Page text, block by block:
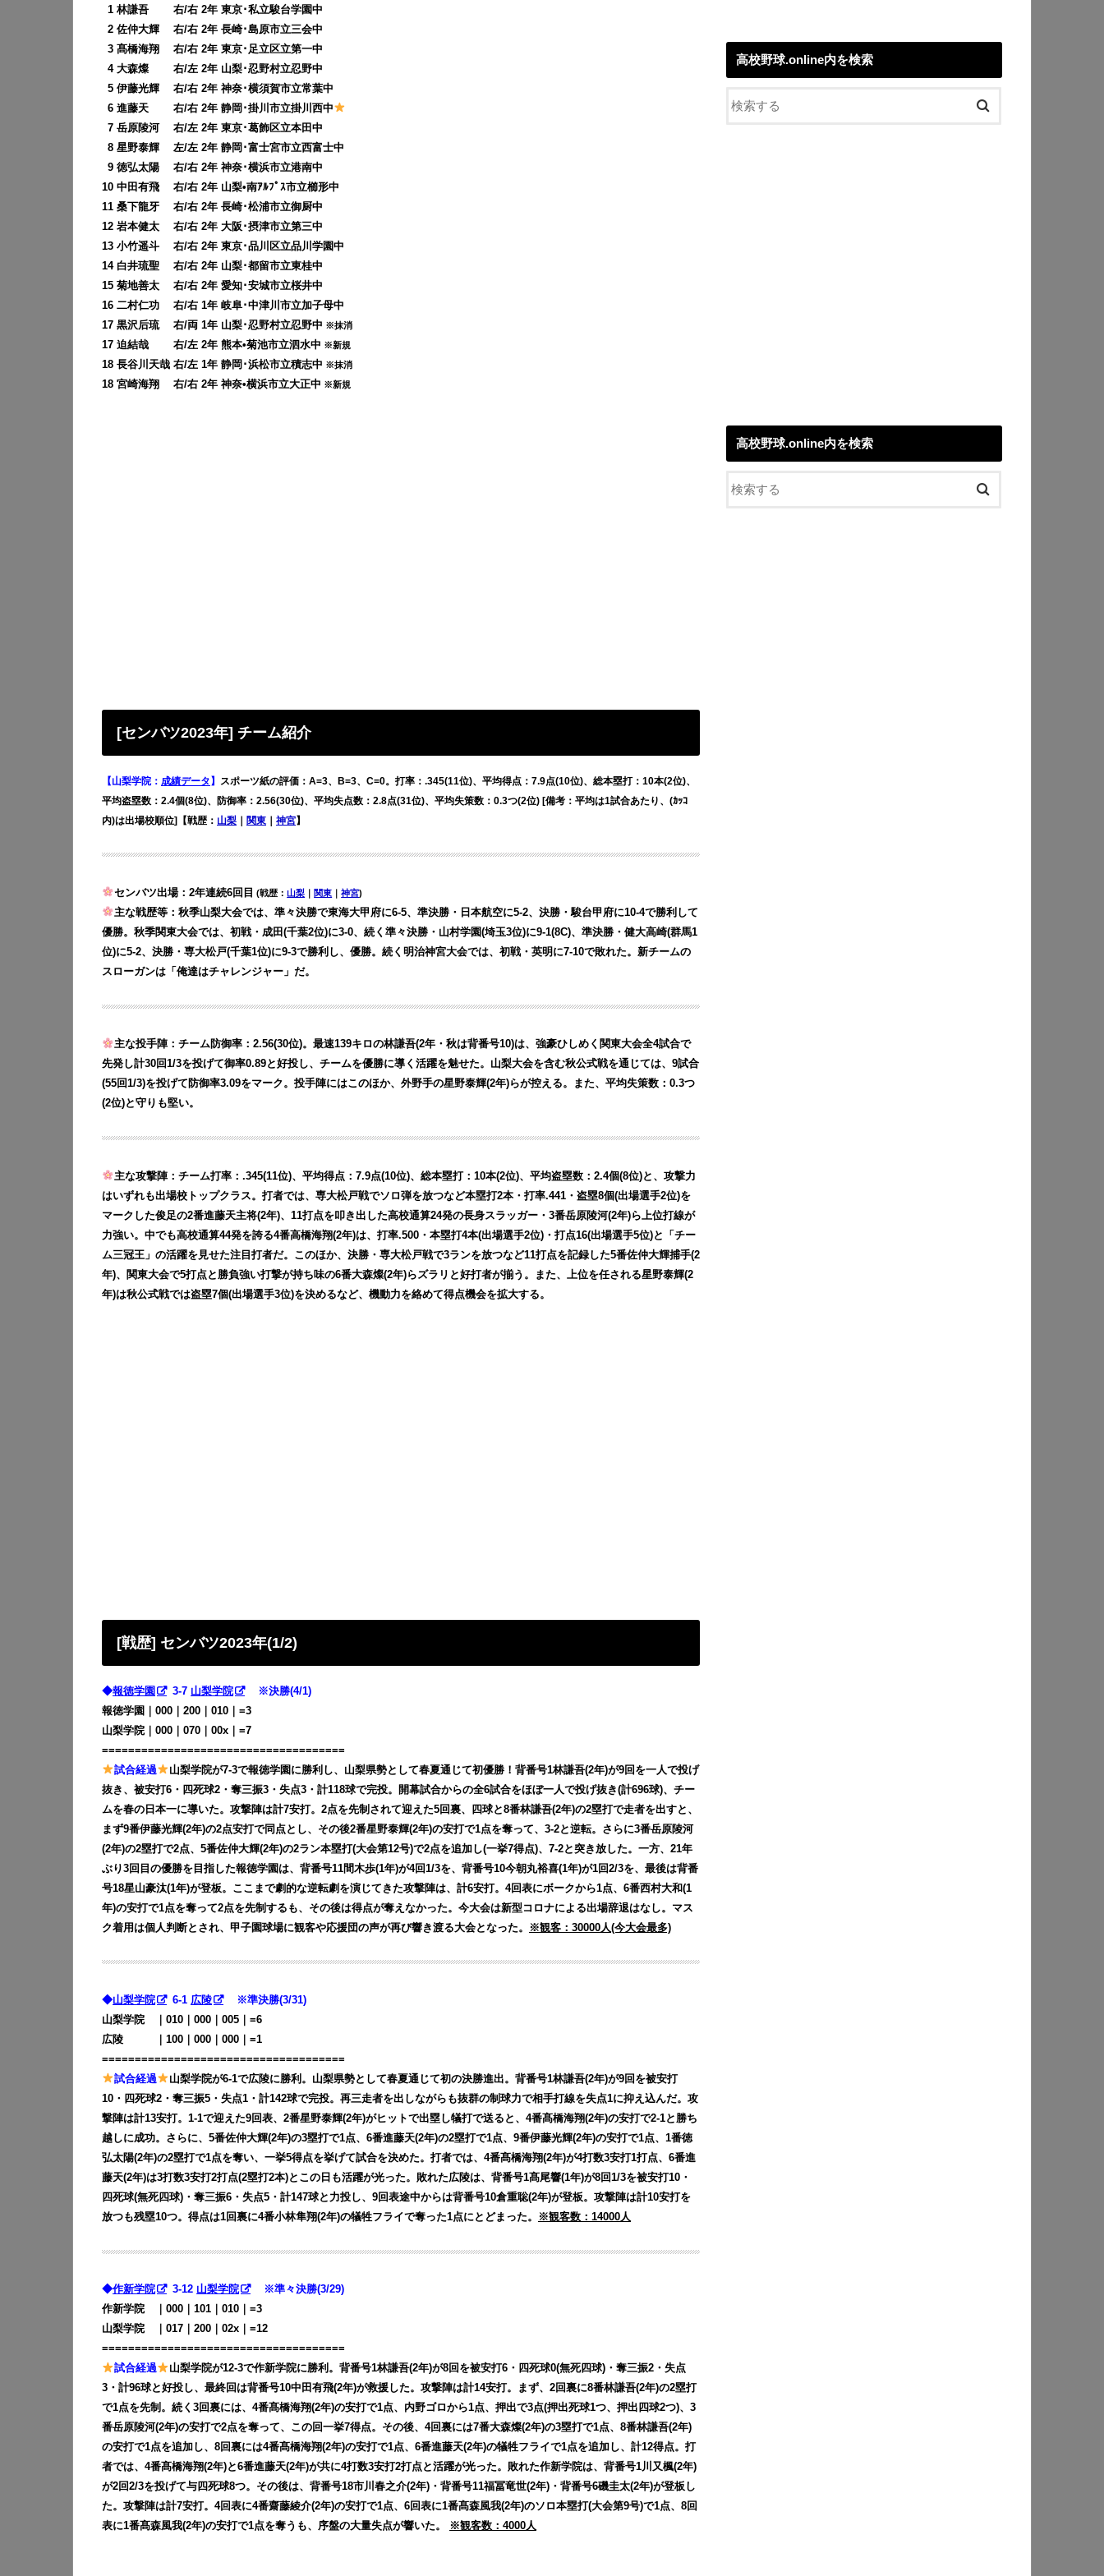
1 林謙吾 右/右 2年 東京･私立駿台学園中
2 佐仲大輝 右/右 2年 長崎･島原市立三会中
3 髙橋海翔 右/右 2年 東京･足立区立第一中
4 大森燦 右/左 2年 山梨･忍野村立忍野中
5 伊藤光輝 右/右 2年 神奈･横須賀市立常葉中
6 進藤天 右/右 2年 静岡･掛川市立掛川西中
7 岳原陵河 右/左 2年 東京･葛飾区立本田中
8 星野泰輝 左/左 2年 静岡･富士宮市立西富士中
9 徳弘太陽 右/右 2年 神奈･横浜市立港南中
10 中田有飛 右/右 2年 山梨•南ｱﾙﾌﾟｽ市立櫛形中
11 桑下龍牙 右/右 2年 長崎･松浦市立御厨中
12 岩本健太 右/右 2年 大阪･摂津市立第三中
13 小竹遥斗 右/右 2年 東京･品川区立品川学園中
14 白井琉聖 右/右 2年 山梨･都留市立東桂中
15 菊地善太 右/右 2年 愛知･安城市立桜井中
16 二村仁功 右/右 1年 岐阜･中津川市立加子母中
17 黒沢后琉 右/両 1年 山梨･忍野村立忍野中 ※抹消
17 迫結哉 右/左 2年 熊本•菊池市立泗水中 ※新規
18 長谷川天哉 右/左 1年 静岡･浜松市立積志中 ※抹消
18 宮崎海翔 右/右 2年 神奈•横浜市立大正中 ※新規
[センバツ2023年] チーム紹介
【山梨学院： 成績データ】
スポーツ紙の評価：A=3、B=3、C=0。打率：.345(11位)、平均得点：7.9点(10位)、総本塁打：10本(2位)、
平均盗塁数：2.4個(8位)、防御率：2.56(30位)、平均失点数：2.8点(31位)、平均失策数：0.3つ(2位) [備考：平均は1試合あたり、(ｶｯｺ
内)は出場校順位]【戦歴： 山梨 ｜ 関東 ｜ 神宮】
センバツ出場：2年連続6回目 (戦歴：山梨 ｜ 関東 ｜神宮)
主な戦歴等：秋季山梨大会では、準々決勝で東海大甲府に6-5、準決勝・日本航空に5-2、決勝・駿台甲府に10-4で勝利して
優勝。秋季関東大会では、初戦・成田(千葉2位)に3-0、続く準々決勝・山村学園(埼玉3位)に9-1(8C)、準決勝・健大高崎(群馬1
位)に5-2、決勝・専大松戸(千葉1位)に9-3で勝利し、優勝。続く明治神宮大会では、初戦・英明に7-10で敗れた。新チームの
スローガンは「俺達はチャレンジャー」だ。
主な投手陣：チーム防御率：2.56(30位)。最速139キロの林謙吾(2年・秋は背番号10)は、強豪ひしめく関東大会全4試合で
先発し計30回1/3を投げて御率0.89と好投し、チームを優勝に導く活躍を魅せた。山梨大会を含む秋公式戦を通じては、9試合
(55回1/3)を投げて防御率3.09をマーク。投手陣にはこのほか、外野手の星野泰輝(2年)らが控える。また、平均失策数：0.3つ
(2位)と守りも堅い。
主な攻撃陣：チーム打率：.345(11位)、平均得点：7.9点(10位)、総本塁打：10本(2位)、平均盗塁数：2.4個(8位)と、攻撃力
はいずれも出場校トップクラス。打者では、専大松戸戦でソロ弾を放つなど本塁打2本・打率.441・盗塁8個(出場選手2位)を
マークした俊足の2番進藤天主将(2年)、11打点を叩き出した高校通算24発の長身スラッガー・3番岳原陵河(2年)ら上位打線が
力強い。中でも高校通算44発を誇る4番高橋海翔(2年)は、打率.500・本塁打4本(出場選手2位)・打点16(出場選手5位)と「チー
ム三冠王」の活躍を見せた注目打者だ。このほか、決勝・専大松戸戦で3ランを放つなど11打点を記録した5番佐仲大輝捕手(2
年)、関東大会で5打点と勝負強い打撃が持ち味の6番大森燦(2年)らズラリと好打者が揃う。また、上位を任される星野泰輝(2
年)は秋公式戦では盗塁7個(出場選手3位)を決めるなど、機動力を絡めて得点機会を拡大する。
[戦歴] センバツ2023年(1/2)
◆報徳学園 3-7 山梨学院
※決勝(4/1)
報徳学園｜000｜200｜010｜=3
山梨学院｜000｜070｜00x｜=7
=====================================
試合経過
山梨学院が7-3で報徳学園に勝利し、山梨県勢として春夏通じて初優勝！背番号1林謙吾(2年)が9回を一人で投げ
抜き、被安打6・四死球2・奪三振3・失点3・計118球で完投。開幕試合からの全6試合をほぼ一人で投げ抜き(計696球)、チー
ムを春の日本一に導いた。攻撃陣は計7安打。2点を先制されて迎えた5回裏、四球と8番林謙吾(2年)の2塁打で走者を出すと、
まず9番伊藤光輝(2年)の2点安打で同点とし、その後2番星野泰輝(2年)の安打で1点を奪って、3-2と逆転。さらに3番岳原陵河
(2年)の2塁打で2点、5番佐仲大輝(2年)の2ラン本塁打(大会第12号)で2点を追加し(一挙7得点)、7-2と突き放した。一方、21年
ぶり3回目の優勝を目指した報徳学園は、背番号11間木歩(1年)が4回1/3を、背番号10今朝丸裕喜(1年)が1回2/3を、最後は背番
号18星山豪汰(1年)が登板。ここまで劇的な逆転劇を演じてきた攻撃陣は、計6安打。4回表にボークから1点、6番西村大和(1
年)の安打で1点を奪って2点を先制するも、その後は得点が奪えなかった。今大会は新型コロナによる出場辞退はなし。マス
ク着用は個人判断とされ、甲子園球場に観客や応援団の声が再び響き渡る大会となった。
※観客：30000人(今大会最多)
◆山梨学院 6-1 広陵
※準決勝(3/31)
山梨学院 ｜010｜000｜005｜=6
広陵 ｜100｜000｜000｜=1
=====================================
試合経過
山梨学院が6-1で広陵に勝利。山梨県勢として春夏通じて初の決勝進出。背番号1林謙吾(2年)が9回を被安打
10・四死球2・奪三振5・失点1・計142球で完投。再三走者を出しながらも抜群の制球力で相手打線を失点1に抑え込んだ。攻
撃陣は計13安打。1-1で迎えた9回表、2番星野泰輝(2年)がヒットで出塁し犠打で送ると、4番髙橋海翔(2年)の安打で2-1と勝ち
越しに成功。さらに、5番佐仲大輝(2年)の3塁打で1点、6番進藤天(2年)の2塁打で1点、9番伊藤光輝(2年)の安打で1点、1番徳
弘太陽(2年)の2塁打で1点を奪い、一挙5得点を挙げて試合を決めた。打者では、4番髙橋海翔(2年)が4打数3安打1打点、6番進
藤天(2年)は3打数3安打2打点(2塁打2本)とこの日も活躍が光った。敗れた広陵は、背番号1髙尾響(1年)が8回1/3を被安打10・
四死球(無死四球)・奪三振6・失点5・計147球と力投し、9回表途中からは背番号10倉重聡(2年)が登板。攻撃陣は計10安打を
放つも残塁10つ。得点は1回裏に4番小林隼翔(2年)の犠牲フライで奪った1点にとどまった。
※観客数：14000人
◆作新学院 3-12 山梨学院
※準々決勝(3/29)
作新学院 ｜000｜101｜010｜=3
山梨学院 ｜017｜200｜02x｜=12
=====================================
試合経過
山梨学院が12-3で作新学院に勝利。背番号1林謙吾(2年)が8回を被安打6・四死球0(無死四球)・奪三振2・失点
3・計96球と好投し、最終回は背番号10中田有飛(2年)が救援した。攻撃陣は計14安打。まず、2回裏に8番林謙吾(2年)の2塁打
で1点を先制。続く3回裏には、4番髙橋海翔(2年)の安打で1点、内野ゴロから1点、押出で3点(押出死球1つ、押出四球2つ)、3
番岳原陵河(2年)の安打で2点を奪って、この回一挙7得点。その後、4回裏には7番大森燦(2年)の3塁打で1点、8番林謙吾(2年)
の安打で1点を追加し、8回裏には4番髙橋海翔(2年)の安打で1点、6番進藤天(2年)の犠牲フライで1点を追加し、計12得点。打
者では、4番髙橋海翔(2年)と6番進藤天(2年)が共に4打数3安打2打点と活躍が光った。敗れた作新学院は、背番号1川又楓(2年)
が2回2/3を投げて与四死球8つ。その後は、背番号18市川春之介(2年)・背番号11福冨竜世(2年)・背番号6磯圭太(2年)が登板し
た。攻撃陣は計7安打。4回表に4番齋藤綾介(2年)の安打で1点、6回表に1番髙森風我(2年)のソロ本塁打(大会第9号)で1点、8回
表に1番髙森風我(2年)の安打で1点を奪うも、序盤の大量失点が響いた。
※観客数：4000人
高校野球.online内を検索
高校野球.online内を検索